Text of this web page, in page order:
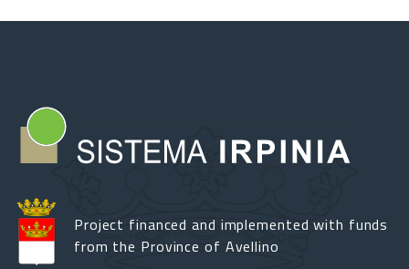
Project financed and implemented with funds
from the Province of Avellino